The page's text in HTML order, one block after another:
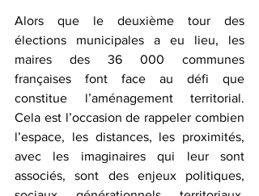
Alors que le deuxième tour des
élections municipales a eu lieu, les
maires des 36 000 communes
françaises font face au défi que
constitue l’aménagement territorial.
Cela est l’occasion de rappeler combien
l’espace, les distances, les proximités,
avec les imaginaires qui leur sont
associés, sont des enjeux politiques,